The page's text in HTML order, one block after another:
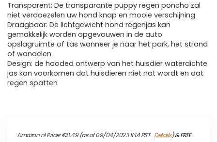
Transparent: De transparante puppy regen poncho zal
niet verdoezelen uw hond knap en mooie verschijning
Draagbaar: De lichtgewicht hond regenjas kan
gemakkelijk worden opgevouwen in de auto
opslagruimte of tas wanneer je naar het park, het strand
of wandelen
Design: de hooded ontwerp van het huisdier waterdichte
jas kan voorkomen dat huisdieren niet nat wordt en dat
regen spatten
Amazon.nl Price:€8.49(as of 09/04/2023 11:14 PST-Details)&FREE